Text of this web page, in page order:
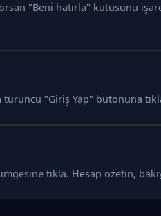
"Beni hatırla" kutusunu
"Giriş Yap" butonuna
tıkla. Hesap özetin,